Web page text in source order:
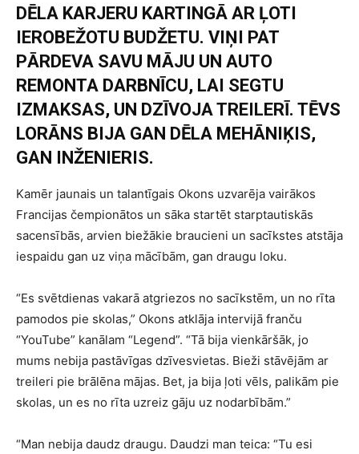
DĒLA KARJERU KARTINGĀ AR ĻOTI
IEROBEŽOTU BUDŽETU. VIŅI PAT
PĀRDEVA SAVU MĀJU UN AUTO
REMONTA DARBNĪCU, LAI SEGTU
IZMAKSAS, UN DZĪVOJA TREILERĪ. TĒVS
LORĀNS BIJA GAN DĒLA MEHĀNIĶIS,
GAN INŽENIERIS.
Kamēr jaunais un talantīgais Okons uzvarēja vairākos
Francijas čempionātos un sāka startēt starptautiskās
sacensībās, arvien biežākie braucieni un sacīkstes atstāja
iespaidu gan uz viņa mācībām, gan draugu loku.
“Es svētdienas vakarā atgriezos no sacīkstēm, un no rīta
pamodos pie skolas,” Okons atklāja intervijā franču
“YouTube” kanālam “Legend”. “Tā bija vienkāršāk, jo
mums nebija pastāvīgas dzīvesvietas. Bieži stāvējām ar
treileri pie brālēna mājas. Bet, ja bija ļoti vēls, palikām pie
skolas, un es no rīta uzreiz gāju uz nodarbībām.”
“Man nebija daudz draugu. Daudzi man teica: “Tu esi